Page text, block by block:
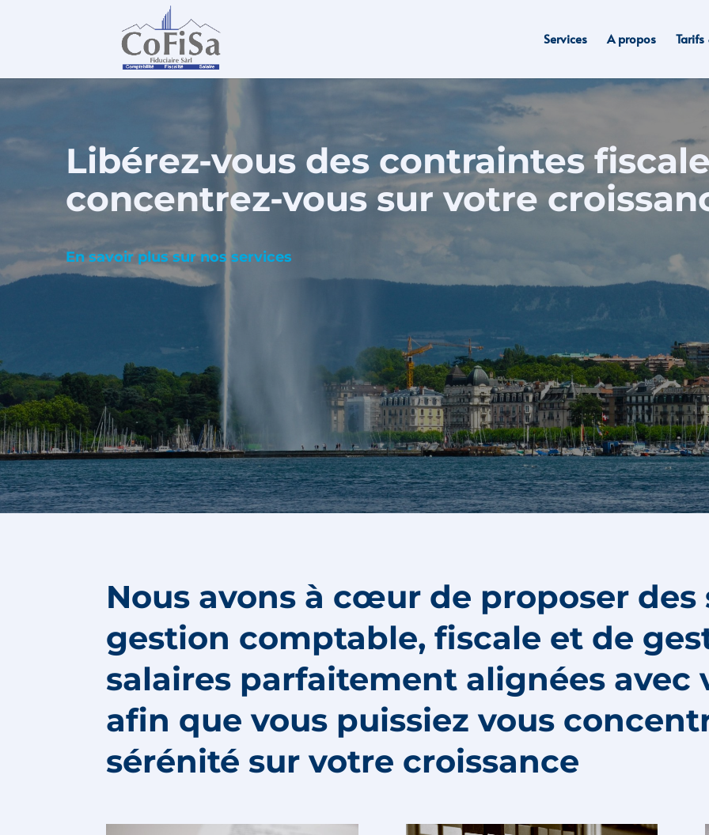
Services A propos
Libérez-vous des contraintes
concentrez-vous sur votre
En savoir plus sur nos services
Nous avons à cœur de proposer
gestion comptable, fiscale et de
salaires parfaitement alignées avec
afin que vous puissiez vous
sérénité sur votre croissance